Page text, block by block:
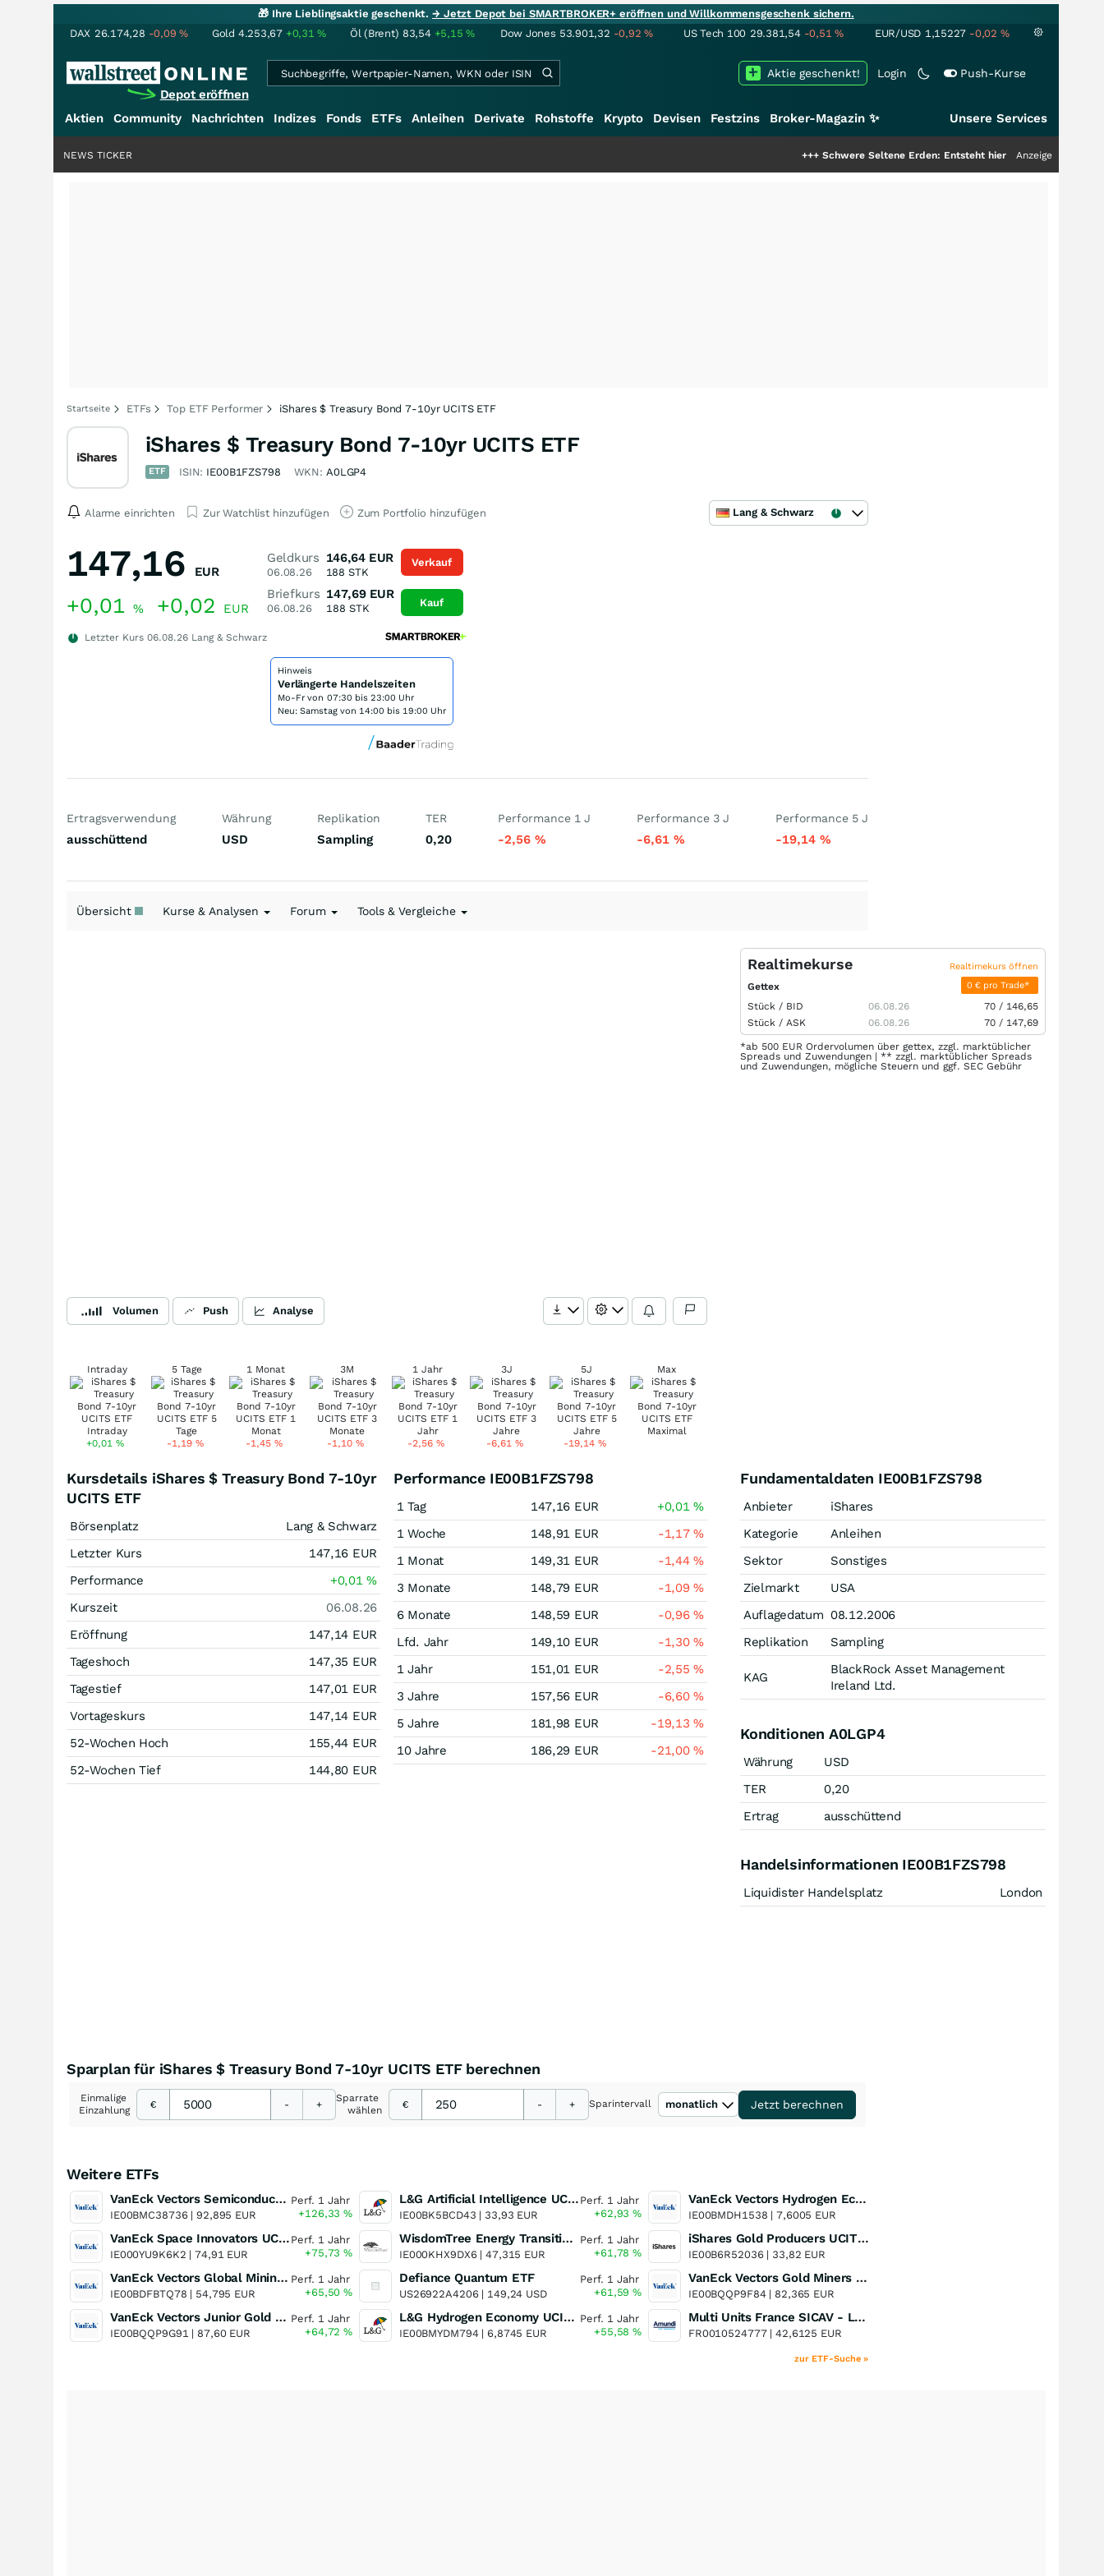
🎁 Ihre Lieblingsaktie geschenkt.→ Jetzt Depot bei SMARTBROKER+ eröffnen und Willkommensgeschenk sichern.
DAX 26.174,28 -0,09% Gold 4.253,67 +0,31% Öl (Brent) 83,54 +5,15% Dow Jones 53.901,32 -0,92% US Tech 100 29.381,54 -0,51% EUR/USD 1,15227 -0,02 %
Depot eröffnen
Login Push-Kurse
Aktie geschenkt!
Aktien Community Nachrichten Indizes Fonds ETFs Anleihen Derivate Rohstoffe Krypto Devisen Festzins Broker-Magazin ✨ Unsere Services
Schwere Seltene Erden: Entsteht hier die nächste Milliardenstory?
Anzeige
NEWS TICKER
Startseite ETFs Top ETF Performer iShares $ Treasury Bond 7-10yr UCITS ETF
iShares $ Treasury Bond 7-10yr UCITS ETF
ETF ISIN: IE00B1FZS798 WKN: A0LGP4
Alarme einrichten Zur Watchlist hinzufügen Zum Portfolio hinzufügen Lang & Schwarz
147,16 EUR
+0,01 % +0,02 EUR
Letzter Kurs 06.08.26 Lang & Schwarz
Geldkurs
06.08.26
146,64 EUR
188 STK
Briefkurs
06.08.26
147,69 EUR
188 STK
Verkauf
Kauf
Hinweis
Verlängerte Handelszeiten
Mo-Fr von 07:30 bis 23:00 Uhr
Neu: Samstag von 14:00 bis 19:00 Uhr
Ertragsverwendung
ausschüttend
Währung
USD
Replikation
Sampling
TER
0,20
Performance 1 J
-2,56%
Performance 3 J
-6,61%
Performance 5 J
-19,14 %
Übersicht Kurse & Analysen Forum Tools & Vergleiche
Volumen Push Analyse
Intraday
+0,01%
5 Tage
-1,19 %
1 Monat
-1,45%
3M
-1,10%
1 Jahr
-2,56%
3J
-6,61%
5J
-19,14%
Max
Realtimekurse Realtimekurs öffnen
Gettex 0 € pro Trade*
Stück / BID 06.08.26 70 / 146,65
Stück / ASK 06.08.26 70 / 147,69
*ab 500 EUR Ordervolumen über gettex, zzgl. marktüblicher
Spreads und Zuwendungen | ** zzgl. marktüblicher Spreads
und Zuwendungen, mögliche Steuern und ggf. SEC Gebühr
Kursdetails iShares $ Treasury Bond 7-10yr
UCITS ETF
Börsenplatz
Lang & Schwarz
Letzter Kurs
147,16 EUR
Performance
+0,01%
Kurszeit
06.08.26
Eröffnung
147,14 EUR
Tageshoch
147,35 EUR
Tagestief
147,01 EUR
Vortageskurs
147,14 EUR
52-Wochen Hoch
155,44 EUR
52-Wochen Tief
144,80 EUR
Performance IE00B1FZS798
1 Tag 147,16 EUR +0,01%
1 Woche
148,91 EUR -1,17%
1 Monat
149,31 EUR -1,44%
3 Monate
148,79 EUR -1,09%
6 Monate
148,59 EUR -0,96%
Lfd. Jahr
149,10 EUR -1,30%
1 Jahr
151,01 EUR -2,55%
3 Jahre
157,56 EUR -6,60%
5 Jahre
181,98 EUR -19,13%
10 Jahre
186,29 EUR -21,00%
Fundamentaldaten IE00B1FZS798
Anbieter
iShares
Kategorie
Anleihen
Sektor
Sonstiges
Zielmarkt
USA
Auflagedatum 08.12.2006
Replikation
Sampling
KAG
BlackRock Asset Management
Ireland Ltd.
Konditionen A0LGP4
Währung
USD
TER
0,20
Ertrag
ausschüttend
Handelsinformationen IE00B1FZS798
Liquidister Handelsplatz London
Sparplan für iShares $ Treasury Bond 7-10yr UCITS ETF berechnen
Einmalige
Einzahlung
€ - +
Sparrate
wählen
€ - + Sparintervall monatlich Jetzt berechnen
Weitere ETFs
VanEck Vectors Semiconductor UCITS ETF
IE00BMC38736 |92,895 EUR
Perf. 1 Jahr
+126,33%
VanEck Space Innovators UCITS ETF
IE000YU9K6K2 |74,91 EUR
Perf. 1 Jahr
+75,73%
VanEck Vectors Global Mining UCITS ETF
IE00BDFBTQ78 | 54,795 EUR
Perf. 1 Jahr
+65,50%
VanEck Vectors Junior Gold Miners UCITS ETF
IE00BQQP9G91 | 87,60 EUR
Perf. 1 Jahr
+64,72%
L&G Artificial Intelligence UCITS ETF
IE00BK5BCD43 | 33,93 EUR
Perf. 1 Jahr
+62,93%
WisdomTree Energy Transition Metals and Rare Earths Miners UCITS ETF
IE000KHX9DX6 |47,315 EUR
Perf. 1 Jahr
+61,78%
Defiance Quantum ETF
US26922A4206 | 149,24 USD
Perf. 1 Jahr
+61,59%
L&G Hydrogen Economy UCITS ETF
IE00BMYDM794 | 6,8745 EUR
Perf. 1 Jahr
+55,58%
VanEck Vectors Hydrogen Economy UCITS ETF A USD
IE00BMDH1538 |7,6005 EUR
iShares Gold Producers UCITS ETF
IE00B6R52036 | 33,82 EUR
VanEck Vectors Gold Miners UCITS ETF
IE00BQQP9F84 | 82,365 EUR
Multi Units France SICAV - Lyxor MSCI New Energy ESG Filtered ( DR ) UCITS ETF
FR0010524777 |42,6125 EUR
zur ETF-Suche »